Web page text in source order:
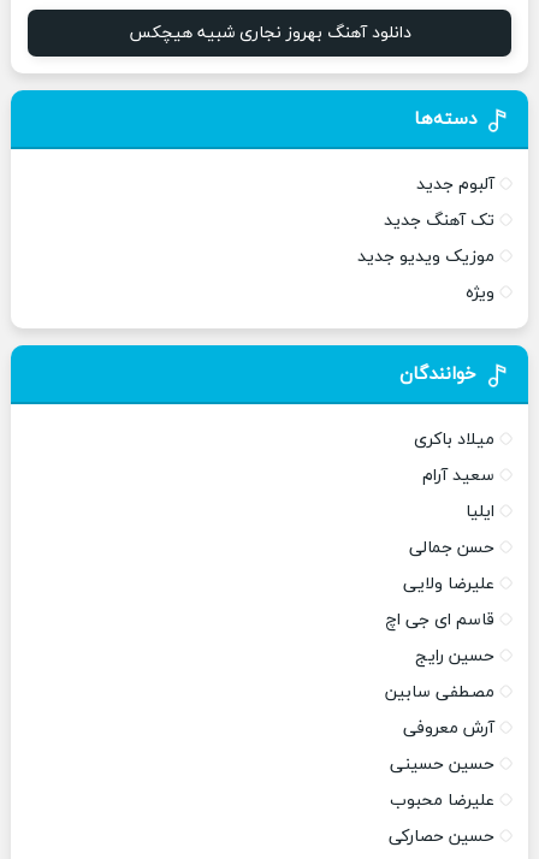
دانلود آهنگ بهروز نجاری شبیه هیچکس
دسته‌ها
آلبوم جدید
تک آهنگ جدید
موزیک ویدیو جدید
ویژه
خوانندگان
میلاد باکری
سعید آرام
ایلیا
حسن جمالی
علیرضا ولایی
قاسم ای جی اچ
حسین رایج
مصطفی سابین
آرش معروفی
حسین حسینی
علیرضا محبوب
حسین حصارکی